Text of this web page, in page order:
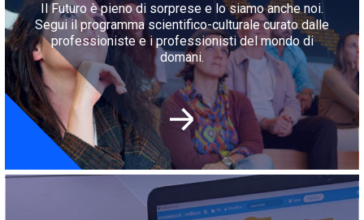
Il Futuro è pieno di sorprese e lo siamo anche noi.
Segui il programma scientifico-culturale curato dalle
professioniste e i professionisti del mondo di
domani.
Immagine